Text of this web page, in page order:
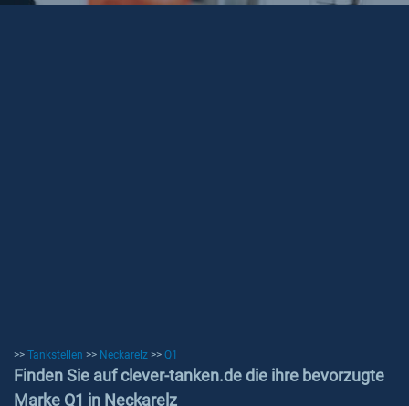
>> Tankstellen >> Neckarelz >> Q1
Finden Sie auf clever-tanken.de die ihre bevorzugte
Marke Q1 in Neckarelz